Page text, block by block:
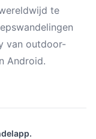
te
van outdoor-
Android.